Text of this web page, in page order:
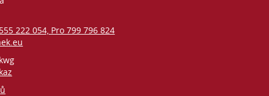
222 054, Pro 799 796 824